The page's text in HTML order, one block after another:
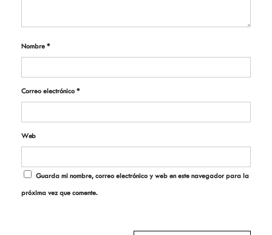
Nombre *
Correo electrónico *
Web
Guarda mi nombre, correo electrónico y web en este navegador para la
próxima vez que comente.